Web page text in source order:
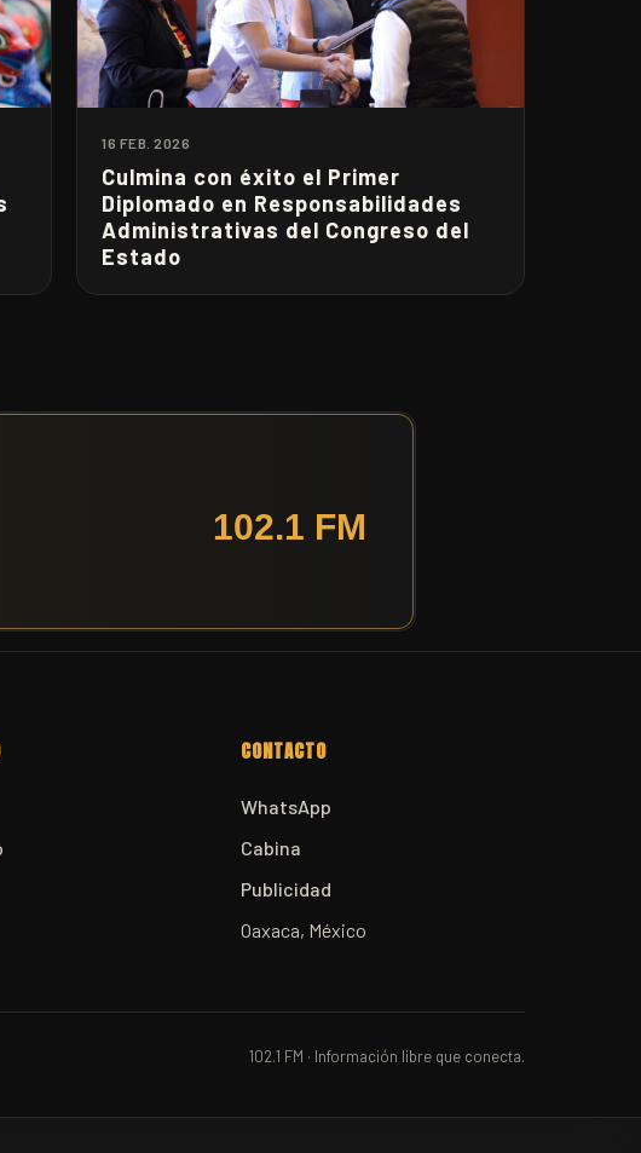
16 FEB. 2026
Culmina con éxito el Primer
Diplomado en Responsabilidades
Administrativas del Congreso del
Estado
CONTACTO
WhatsApp
Cabina
Publicidad
Oaxaca, México
102.1 FM · Información libre que conecta.